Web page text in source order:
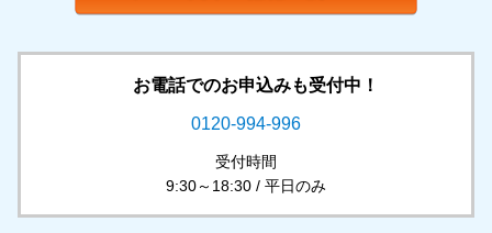
お電話でのお申込みも受付中！
0120-994-996
受付時間
9:30～18:30 / 平日のみ